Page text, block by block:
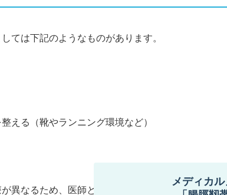
メディカ
ては下記のようなものがあります。
える（靴やランニング環境など）
異なるため、医師と相談しながら進めることが望